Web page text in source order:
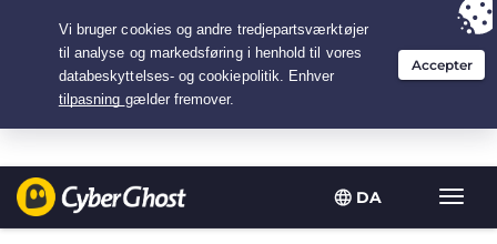
DA
Slå
Your choice:The Best Dealfor 2.1666666666667-years at $
/month